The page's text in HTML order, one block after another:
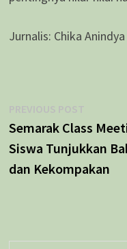
Jurnalis: Chika
Navigasi
pos
PREVIOUS POSTPrevious
post:
Semarak Class
Siswa Tunjukkan
dan Kekompakan